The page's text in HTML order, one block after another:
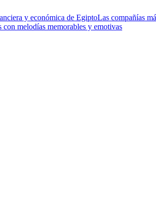
y económica de EgiptoLas compañías
con melodías memorables y emotivas